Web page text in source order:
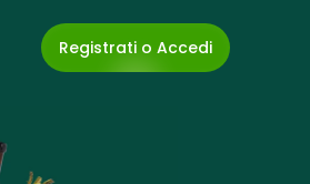
Registrati o Accedi